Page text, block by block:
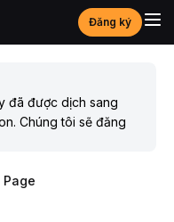
Đăng ký
đã được dịch sang
Chúng tôi sẽ đăng